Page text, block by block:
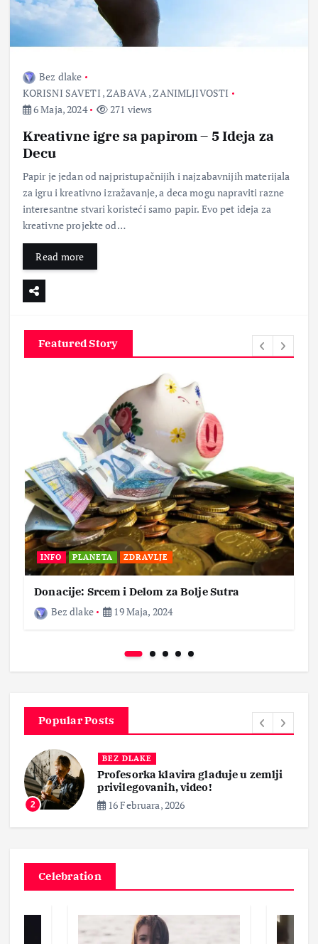
Bez dlake
KORISNI SAVETI ,ZABAVA ,ZANIMLJIVOSTI
6 Maja, 2024
271 views
Kreativne igre sa papirom – 5 Ideja za
Decu
Papir je jedan od najpristupačnijih i najzabavnijih materijala
za igru i kreativno izražavanje, a deca mogu napraviti razne
interesantne stvari koristeći samo papir. Evo pet ideja za
kreativne projekte od…
Read more
Featured Story
INFO PLANETA ZDRAVLJE
Donacije: Srcem i Delom za Bolje Sutra
Bez dlake
19 Maja, 2024
Popular Posts
2
BEZ DLAKE
Profesorka klavira gladuje u zemlji
privilegovanih, video!
16 Februara, 2026
Celebration